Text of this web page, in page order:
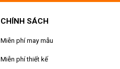
CHÍNH SÁCH
Miễn phí may mẫu
Miễn phí thiết kế